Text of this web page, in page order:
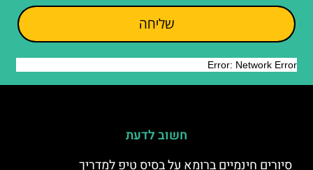
שליחה
חשוב לדעת
סיורים חינמיים ברומא על בסיס טיפ למדריך